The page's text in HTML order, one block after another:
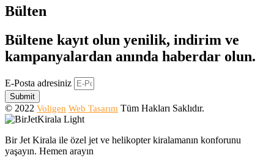
Bülten
Bültene kayıt olun yenilik, indirim ve
kampanyalardan anında haberdar olun.
E-Posta adresiniz
Submit
© 2022 Voligen Web Tasarım Tüm Hakları Saklıdır.
Bir Jet Kirala ile özel jet ve helikopter kiralamanın konforunu
yaşayın. Hemen arayın